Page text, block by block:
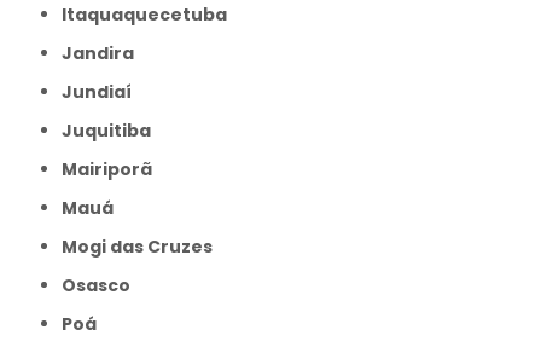
Itaquaquecetuba
Jandira
Jundiaí
Juquitiba
Mairiporã
Mauá
Mogi das Cruzes
Osasco
Poá